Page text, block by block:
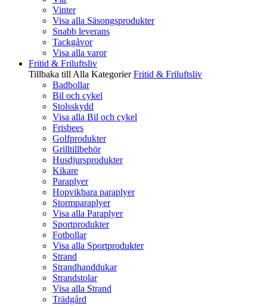
Vinter
Visa alla Säsongsprodukter
Snabb leverans
Tackgåvor
Visa alla varor
Fritid & Friluftsliv
Tillbaka till Alla Kategorier Fritid & Friluftsliv
Badbollar
Bil och cykel
Stolsskydd
Visa alla Bil och cykel
Frisbees
Golfprodukter
Grilltillbehör
Husdjursprodukter
Kikare
Paraplyer
Hopvikbara paraplyer
Stormparaplyer
Visa alla Paraplyer
Sportprodukter
Fotbollar
Visa alla Sportprodukter
Strand
Strandhanddukar
Strandstolar
Visa alla Strand
Trädgård